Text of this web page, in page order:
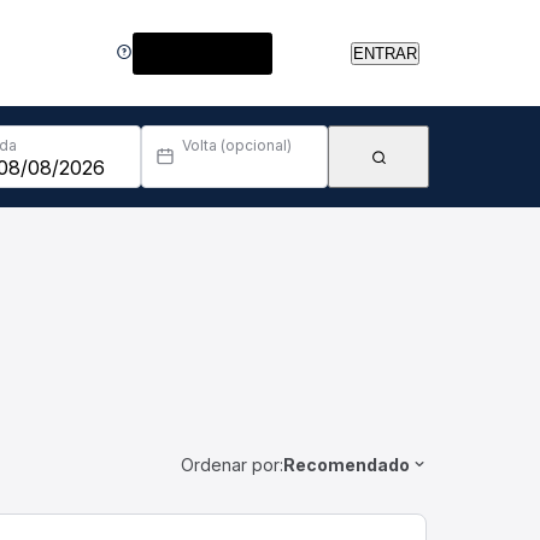
ENTRAR
Volta (opcional)
Ordenar por:Recomendado